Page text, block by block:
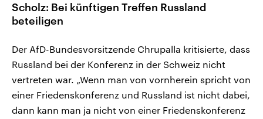
Scholz: Bei künftigen Treffen Russland
beteiligen
Der AfD-Bundesvorsitzende Chrupalla kritisierte, dass
Russland bei der Konferenz in der Schweiz nicht
vertreten war. „Wenn man von vornherein spricht von
einer Friedenskonferenz und Russland ist nicht dabei,
dann kann man ja nicht von einer Friedenskonferenz